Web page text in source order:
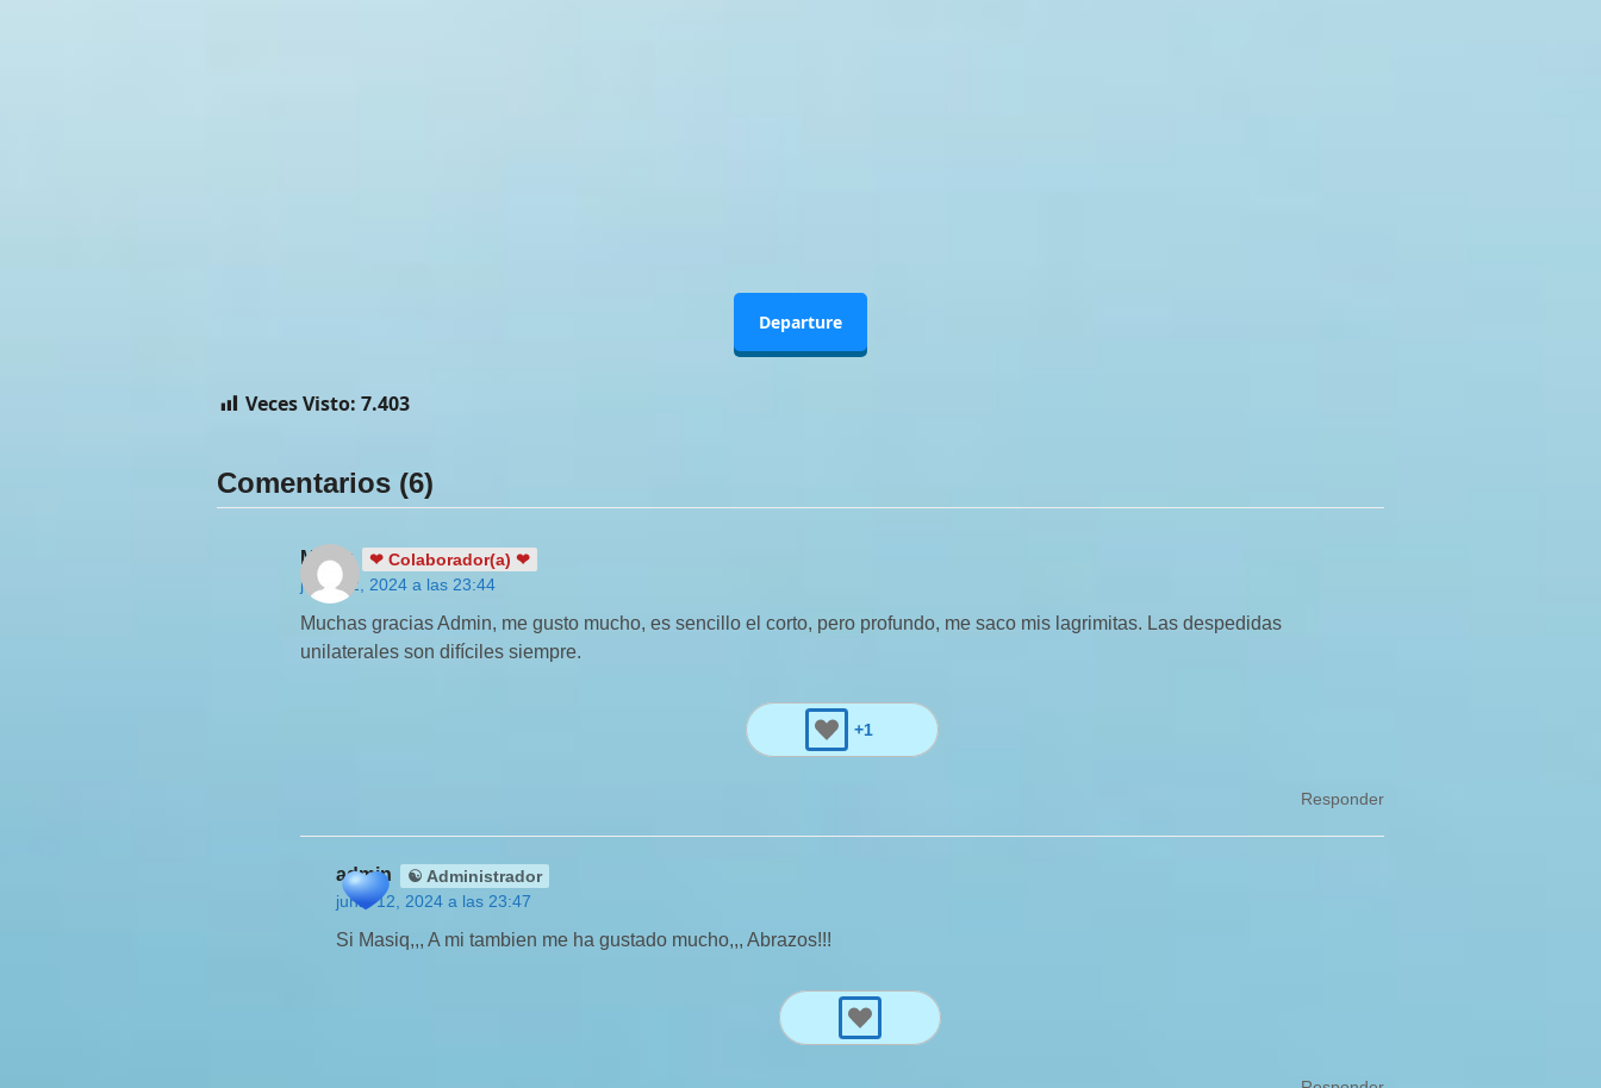
Departure
Veces Visto: 7.403
Comentarios (6)
Masiq
❤ Colaborador(a) ❤
junio 12, 2024 a las 23:44
Muchas gracias Admin, me gusto mucho, es sencillo el corto, pero profundo, me saco mis lagrimitas. Las despedidas
unilaterales son difíciles siempre.
+1
Responder
admin
☯ Administrador
junio 12, 2024 a las 23:47
Si Masiq,,, A mi tambien me ha gustado mucho,,, Abrazos!!!